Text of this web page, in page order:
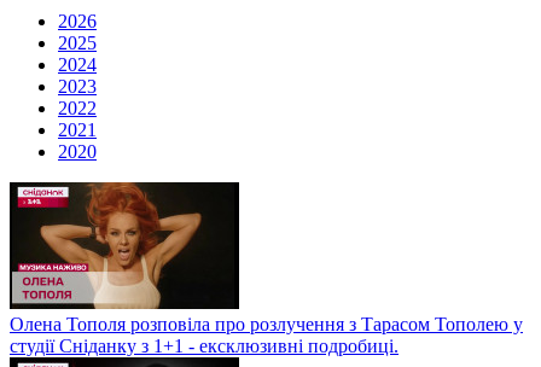
2026
2025
2024
2023
2022
2021
2020
Олена Тополя розповіла про розлучення з Тарасом Тополею у
студії Сніданку з 1+1 - ексклюзивні подробиці.